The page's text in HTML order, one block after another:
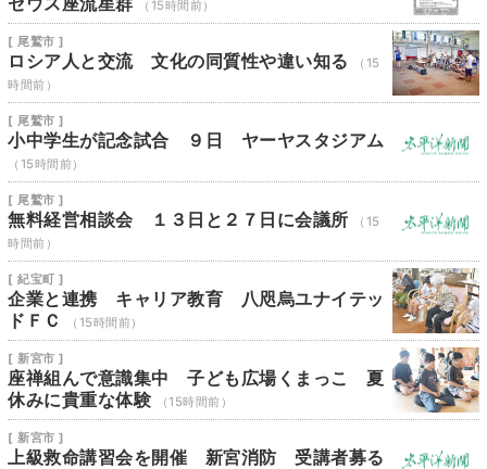
（15時間前）
[ 尾鷲市 ]
ロシア人と交流 文化の同質性や違い知る
（15
時間前）
[ 尾鷲市 ]
小中学生が記念試合 ９日 ヤーヤスタジアム
（15時間前）
[ 尾鷲市 ]
無料経営相談会 １３日と２７日に会議所
（15
時間前）
[ 紀宝町 ]
企業と連携 キャリア教育 八咫烏ユナイテッ
ドＦＣ
（15時間前）
[ 新宮市 ]
座禅組んで意識集中 子ども広場くまっこ 夏
休みに貴重な体験
（15時間前）
[ 新宮市 ]
上級救命講習会を開催 新宮消防 受講者募る